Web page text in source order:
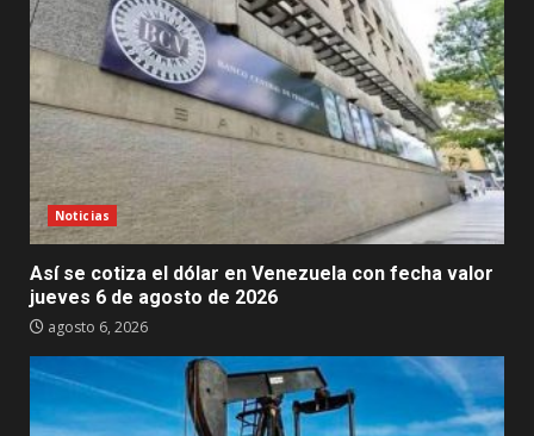
Noticias
Así se cotiza el dólar en Venezuela con fecha valor
jueves 6 de agosto de 2026
agosto 6, 2026